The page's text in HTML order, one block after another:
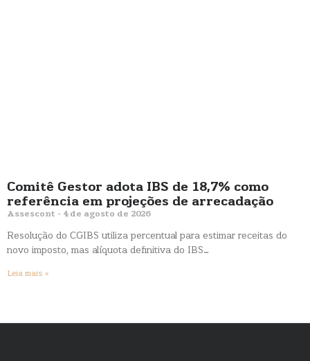
Comitê Gestor adota IBS de 18,7% como
referência em projeções de arrecadação
Assescont 4 de agosto de 2026
Resolução do CGIBS utiliza percentual para estimar receitas do
novo imposto, mas alíquota definitiva do IBS…
Leia mais »